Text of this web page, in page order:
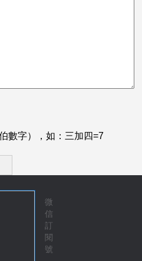
數字），如：三加四=7
微
信
訂
閱
號